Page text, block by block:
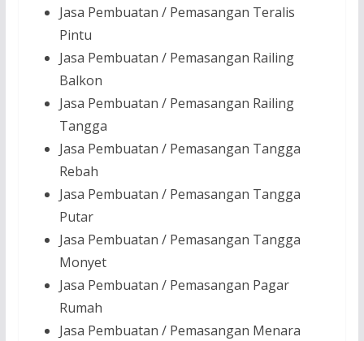
Jasa Pembuatan / Pemasangan Teralis
Pintu
Jasa Pembuatan / Pemasangan Railing
Balkon
Jasa Pembuatan / Pemasangan Railing
Tangga
Jasa Pembuatan / Pemasangan Tangga
Rebah
Jasa Pembuatan / Pemasangan Tangga
Putar
Jasa Pembuatan / Pemasangan Tangga
Monyet
Jasa Pembuatan / Pemasangan Pagar
Rumah
Jasa Pembuatan / Pemasangan Menara